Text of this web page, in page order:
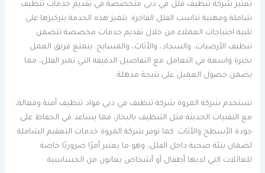
تعتبر شركة تنظيف فلل في دبي متخصصة في تقديم خدمات تنظيف
شاملة ومهنية تناسب الفلل الفاخرة. تتميز هذه الخدمة بتركيزها على
تلبية احتياجات العملاء من خلال تقديم خدمات مخصصة تتضمن
تنظيف الأرضيات، والسجاد، والأثاث، والمسابح. يتمتع فريق العمل
بخبرة واسعة في التعامل مع التفاصيل الدقيقة التي تميز الفلل، مما
يضمن حصول العميل على نتيجة مذهلة.
تستخدم شركة المروة شركة تنظيف في دبي مواد تنظيف آمنة وفعالة،
مع التقنيات الحديثة مثل التنظيف بالبخار، مما يساعد في الحفاظ على
جودة الأسطح والأثاث. كما توفر شركة المروة خدمات التعقيم الشاملة
لضمان بيئة صحية داخل الفلل، وهو ما يعتبر أمرًا ضروريًا خاصة
للعائلات التي لديها أطفال أو أشخاص يعانون من الحساسية.